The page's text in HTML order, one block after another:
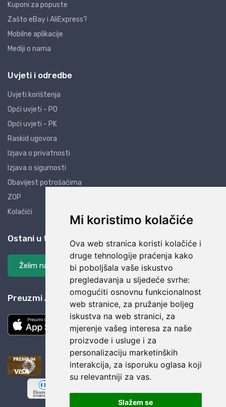
Mi koristimo kolačiće
Ova web stranica koristi kolačiće i
druge tehnologije praćenja kako
bi poboljšala vaše iskustvo
pregledavanja u sljedeće svrhe:
omogućiti osnovnu funkcionalnost
web stranice, za pružanje boljeg
iskustva na web stranici, za
mjerenje vašeg interesa za naše
proizvode i usluge i za
personalizaciju marketinških
interakcija, za isporuku oglasa koji
su relevantniji za vas.
Slažem se
Kuponi za popuste
Zašto eBay i AliExpress?
Mobilne aplikacije
Mediji o nama
Uvjeti i odredbe
Uvjeti korištenja
Opći uvjeti - PO
Opći uvjeti - PK
Raskid ugovora
Izjava o privatnosti
Izjava o sigurnosti
Obavijest potrošačima
ZOP
Kolačići
Ostani u tijeku
Želim na listu
Preuzmi AliBay aplikaciju